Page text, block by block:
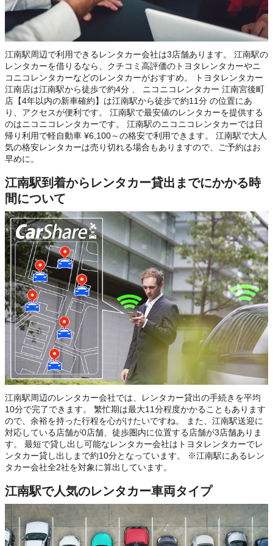
江南駅周辺で利用できるレンタカー会社は3店舗あります。 江南駅の
レンタカーを借りるなら、クチコミ高評価のトヨタレンタカーやニ
コニコレンタカーなどのレンタカーがおすすめ。 トヨタレンタカー
江南店は江南駅から徒歩で約4分 、 ニコニコレンタカー 江南宮後町
店【4年以内の新車確約】は江南駅から徒歩で約11分 の位置にあ
り、アクセスが便利です。 江南駅で最安値のレンタカーを提供する
のはニコニコレンタカーです。 江南駅のニコニコレンタカーでは日
帰り利用で軽自動車 ¥6,100～の格安で利用できます。 江南駅で大人
気の格安レンタカーは売り切れる場合もありますので、ご予約はお
早めに。
江南駅到着からレンタカー貸出までにかかる時
間について
江南駅周辺のレンタカー会社では、レンタカー貸出の手続きを平均
10分で完了できます。 繁忙期は最大11分程度かかることもあります
ので、余裕を持った行程を心がけたいですね。 また、江南駅送迎に
対応している店舗が0店舗、徒歩圏内に位置する店舗が3店舗ありま
す。 最短で貸し出し可能なレンタカー会社はトヨタレンタカーでレ
ンタカー貸し出しまで約10分となっています。 ※江南駅にあるレン
タカー会社全2社を対象に算出しています。
江南駅で人気のレンタカー車両タイプ